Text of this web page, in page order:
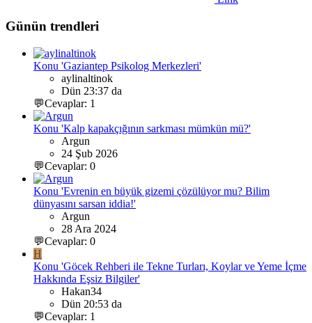
Günün trendleri
Konu 'Gaziantep Psikolog Merkezleri'
aylinaltinok
Dün 23:37 da
💬Cevaplar: 1
Konu 'Kalp kapakçığının sarkması mümkün mü?'
Argun
24 Şub 2026
💬Cevaplar: 0
Konu 'Evrenin en büyük gizemi çözülüyor mu? Bilim
dünyasını sarsan iddia!'
Argun
28 Ara 2024
💬Cevaplar: 0
H
Konu 'Göcek Rehberi ile Tekne Turları, Koylar ve Yeme İçme
Hakkında Eşsiz Bilgiler'
Hakan34
Dün 20:53 da
💬Cevaplar: 1